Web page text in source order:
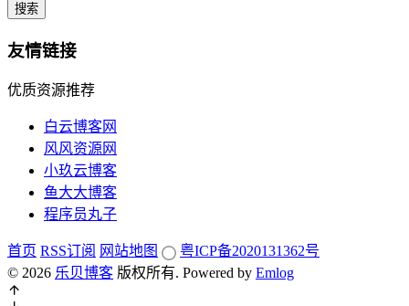
搜索
友情链接
优质资源推荐
白云博客网
风风资源网
小玖云博客
鱼大大博客
程序员丸子
首页 RSS订阅 网站地图
粤ICP备2020131362号
© 2026 乐贝博客 版权所有. Powered by Emlog